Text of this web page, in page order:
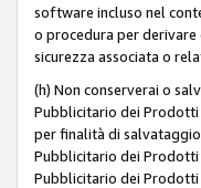
software incluso nel
o procedura per
sicurezza associata o
(h) Non conserverai o
Pubblicitario dei Prodotti
per finalità di
Pubblicitario dei Prodotti
Pubblicitario dei Prodotti